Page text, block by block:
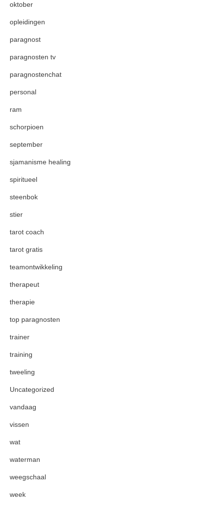
oktober
opleidingen
paragnost
paragnosten tv
paragnostenchat
personal
ram
schorpioen
september
sjamanisme healing
spiritueel
steenbok
stier
tarot coach
tarot gratis
teamontwikkeling
therapeut
therapie
top paragnosten
trainer
training
tweeling
Uncategorized
vandaag
vissen
wat
waterman
weegschaal
week